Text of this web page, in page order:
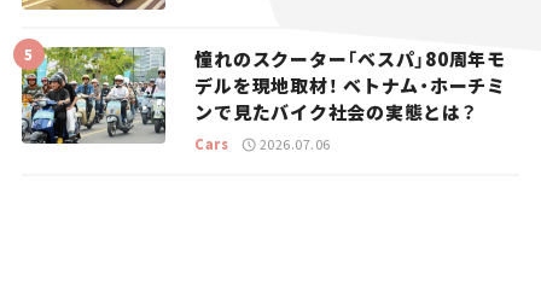
憧れのスクーター「ベスパ」80周年モ
デルを現地取材！ ベトナム・ホーチミ
ンで見たバイク社会の実態とは？
Cars 2026.07.06